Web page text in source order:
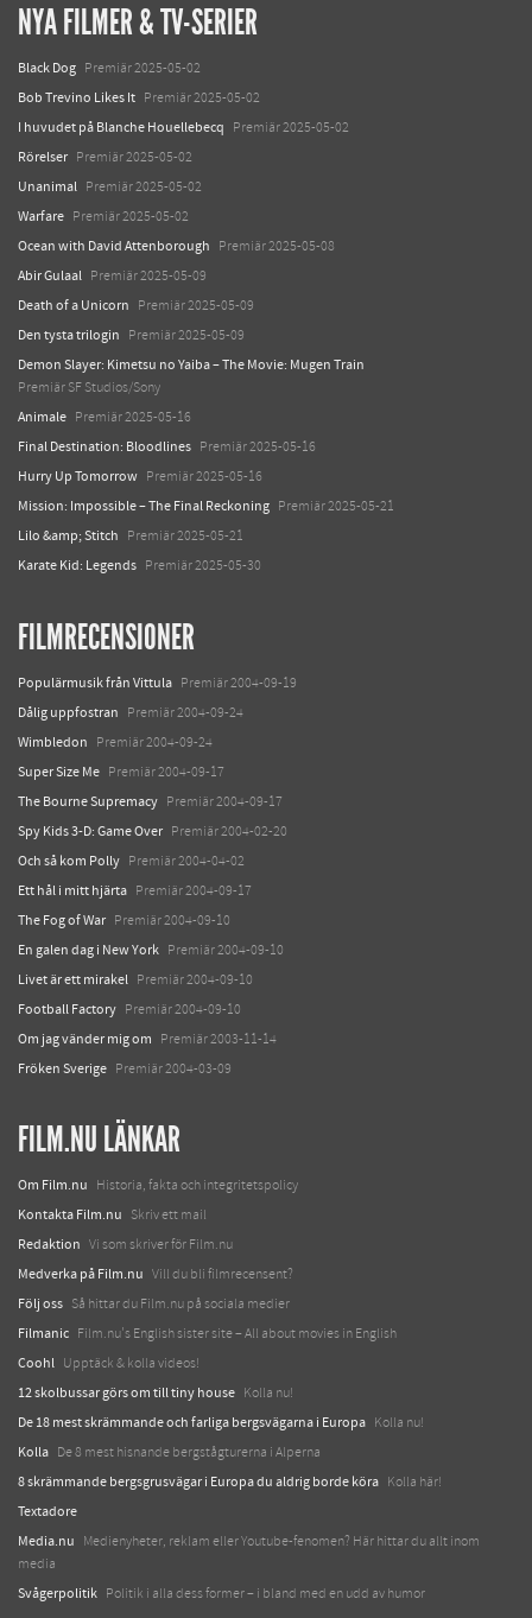
NYA FILMER & TV-SERIER
Black Dog Premiär 2025-05-02
Bob Trevino Likes It Premiär 2025-05-02
I huvudet på Blanche Houellebecq Premiär 2025-05-02
Rörelser Premiär 2025-05-02
Unanimal Premiär 2025-05-02
Warfare Premiär 2025-05-02
Ocean with David Attenborough Premiär 2025-05-08
Abir Gulaal Premiär 2025-05-09
Death of a Unicorn Premiär 2025-05-09
Den tysta trilogin Premiär 2025-05-09
Demon Slayer: Kimetsu no Yaiba – The Movie: Mugen Train
Premiär SF Studios/Sony
Animale Premiär 2025-05-16
Final Destination: Bloodlines Premiär 2025-05-16
Hurry Up Tomorrow Premiär 2025-05-16
Mission: Impossible – The Final Reckoning Premiär 2025-05-21
Lilo &amp; Stitch Premiär 2025-05-21
Karate Kid: Legends Premiär 2025-05-30
FILMRECENSIONER
Populärmusik från Vittula Premiär 2004-09-19
Dålig uppfostran Premiär 2004-09-24
Wimbledon Premiär 2004-09-24
Super Size Me Premiär 2004-09-17
The Bourne Supremacy Premiär 2004-09-17
Spy Kids 3-D: Game Over Premiär 2004-02-20
Och så kom Polly Premiär 2004-04-02
Ett hål i mitt hjärta Premiär 2004-09-17
The Fog of War Premiär 2004-09-10
En galen dag i New York Premiär 2004-09-10
Livet är ett mirakel Premiär 2004-09-10
Football Factory Premiär 2004-09-10
Om jag vänder mig om Premiär 2003-11-14
Fröken Sverige Premiär 2004-03-09
FILM.NU LÄNKAR
Om Film.nu Historia, fakta och integritetspolicy
Kontakta Film.nu Skriv ett mail
Redaktion Vi som skriver för Film.nu
Medverka på Film.nu Vill du bli filmrecensent?
Följ oss Så hittar du Film.nu på sociala medier
Filmanic Film.nu's English sister site – All about movies in English
Coohl Upptäck & kolla videos!
12 skolbussar görs om till tiny house Kolla nu!
De 18 mest skrämmande och farliga bergsvägarna i Europa Kolla nu!
Kolla De 8 mest hisnande bergstågturerna i Alperna
8 skrämmande bergsgrusvägar i Europa du aldrig borde köra Kolla här!
Textadore
Media.nu
Medienyheter, reklam eller Youtube-fenomen? Här hittar du allt inom
media
Svågerpolitik Politik i alla dess former – i bland med en udd av humor